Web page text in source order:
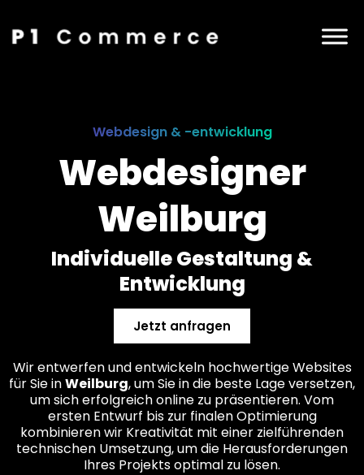
Webdesign & -entwicklung
Webdesigner
Weilburg
Individuelle Gestaltung &
Entwicklung
Jetzt anfragen
Wir entwerfen und entwickeln hochwertige Websites
für Sie inWeilburg, um Sie in die beste Lage versetzen,
um sich erfolgreich online zu präsentieren. Vom
ersten Entwurf bis zur finalen Optimierung
kombinieren wir Kreativität mit einer zielführenden
technischen Umsetzung, um die Herausforderungen
Ihres Projekts optimal zu lösen.